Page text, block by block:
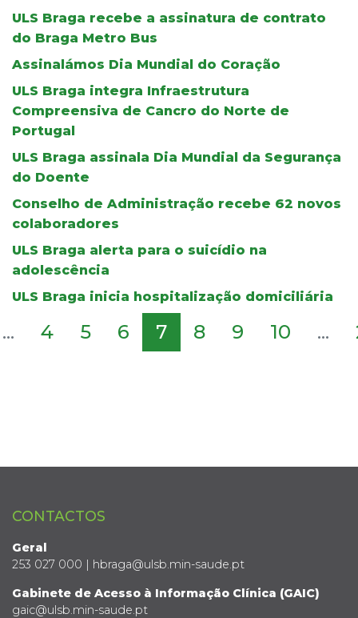
ULS Braga recebe a assinatura de contrato
do Braga Metro Bus
Assinalámos Dia Mundial do Coração
ULS Braga integra Infraestrutura
Compreensiva de Cancro do Norte de
Portugal
ULS Braga assinala Dia Mundial da Segurança
do Doente
Conselho de Administração recebe 62 novos
colaboradores
ULS Braga alerta para o suicídio na
adolescência
ULS Braga inicia hospitalização domiciliária
... 4 5 6 7 8 9 10 ...
CONTACTOS
Geral
253 027 000 | hbraga@ulsb.min-saude.pt
Gabinete de Acesso à Informação Clínica (GAIC)
gaic@ulsb.min-saude.pt